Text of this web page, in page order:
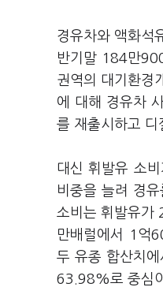
경유차와 액화석
반기말 184만
권역의 대기환경
에 대해 경유차
를 재출시하고 디
대신 휘발유 소
비중을 늘려 경
소비는 휘발유가
만배럴에서 1억
두 유종 합산치
63.98%로 중심